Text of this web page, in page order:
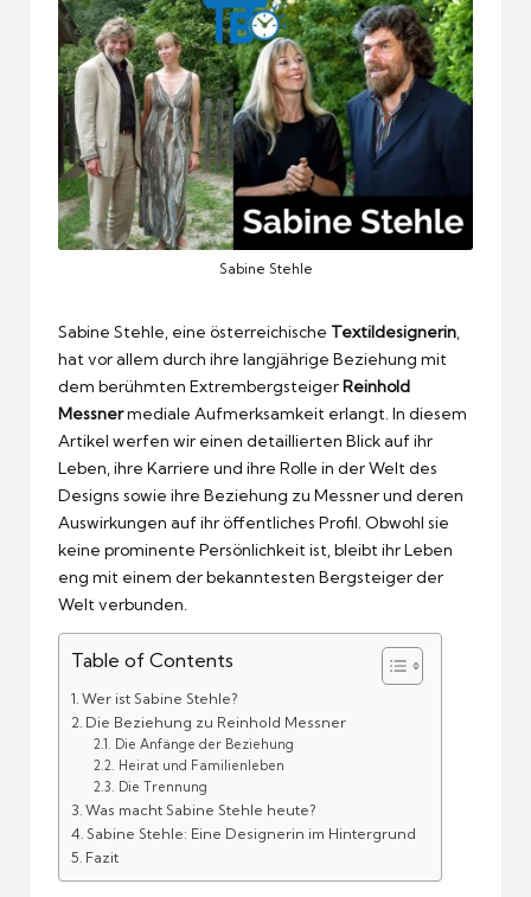
Sabine Stehle
Sabine Stehle, eine österreichische Textildesignerin
hat vor allem durch ihre langjährige Beziehung mit
dem berühmten ExtrembergsteigerReinhold
Messnermediale Aufmerksamkeit erlangt. In diesem
Artikel werfen wir einen detaillierten Blick auf ihr
Leben, ihre Karriere und ihre Rolle in der Welt des
Designs sowie ihre Beziehung zu Messner und deren
Auswirkungen auf ihr öffentliches Profil. Obwohl sie
keine prominente Persönlichkeit ist, bleibt ihr Leben
eng mit einem der bekanntesten Bergsteiger der
Welt verbunden.
Table of Contents
Wer ist Sabine Stehle?
Die Beziehung zu Reinhold Messner
Die Anfänge der Beziehung
Heirat und Familienleben
Die Trennung
Was macht Sabine Stehle heute?
Sabine Stehle: Eine Designerin im Hintergrund
Fazit